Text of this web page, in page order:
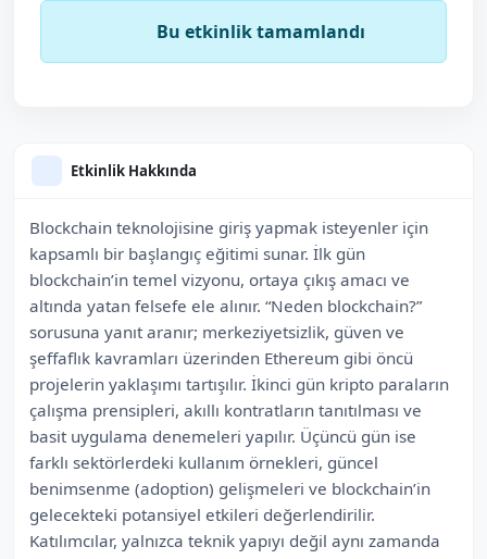
Bu etkinlik tamamlandı
Etkinlik Hakkında
Blockchain teknolojisine giriş yapmak isteyenler için
kapsamlı bir başlangıç eğitimi sunar. İlk gün
blockchain’in temel vizyonu, ortaya çıkış amacı ve
altında yatan felsefe ele alınır. “Neden blockchain?”
sorusuna yanıt aranır; merkeziyetsizlik, güven ve
şeffaflık kavramları üzerinden Ethereum gibi öncü
projelerin yaklaşımı tartışılır. İkinci gün kripto paraların
çalışma prensipleri, akıllı kontratların tanıtılması ve
basit uygulama denemeleri yapılır. Üçüncü gün ise
farklı sektörlerdeki kullanım örnekleri, güncel
benimsenme (adoption) gelişmeleri ve blockchain’in
gelecekteki potansiyel etkileri değerlendirilir.
Katılımcılar, yalnızca teknik yapıyı değil aynı zamanda